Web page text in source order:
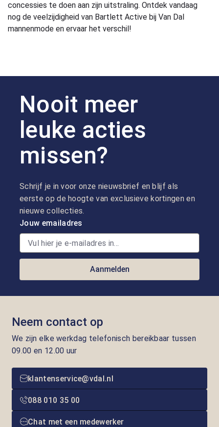
concessies te doen aan zijn uitstraling. Ontdek vandaag
nog de veelzijdigheid van Bartlett Active bij Van Dal
mannenmode en ervaar het verschil!
Nooit meer
leuke acties
missen?
Schrijf je in voor onze nieuwsbrief en blijf als
eerste op de hoogte van exclusieve kortingen en
nieuwe collecties.
Jouw emailadres
Aanmelden
Neem contact op
We zijn elke werkdag telefonisch bereikbaar tussen
09.00 en 12.00 uur
klantenservice@vdal.nl
088 010 35 00
Chat met een medewerker